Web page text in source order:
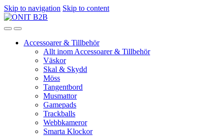
Skip to navigation Skip to content
Accessoarer & Tillbehör
Allt inom Accessoarer & Tillbehör
Väskor
Skal & Skydd
Möss
Tangentbord
Musmattor
Gamepads
Trackballs
Webbkameror
Smarta Klockor